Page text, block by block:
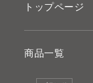
トップページ
商品一覧